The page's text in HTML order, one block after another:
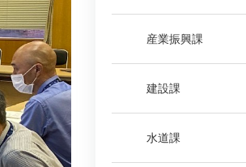
産業振興課
建設課
水道課